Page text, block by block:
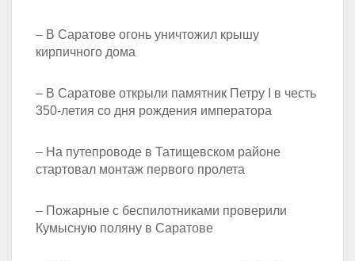
– В Саратове огонь уничтожил крышу
кирпичного дома
– В Саратове открыли памятник Петру I в честь
350-летия со дня рождения императора
– На путепроводе в Татищевском районе
стартовал монтаж первого пролета
– Пожарные с беспилотниками проверили
Кумысную поляну в Саратове